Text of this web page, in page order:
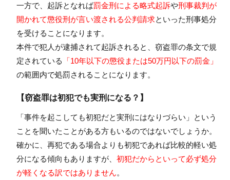
一方で、起訴となれば罰金刑による略式起訴や刑事裁判が
開かれて懲役刑が言い渡される公判請求といった刑事処分
を受けることになります。
本件で犯人が逮捕されて起訴されると、窃盗罪の条文で規
定されている
「10年以下の懲役または50万円以下の罰金」
の範囲内で処罰されることになります。
【窃盗罪は初犯でも実刑になる？】
「事件を起こしても初犯だと実刑にはなりづらい」という
ことを聞いたことがある方もいるのではないでしょうか。
確かに、再犯である場合よりも初犯であれば比較的軽い処
分になる傾向もありますが、 初犯だからといって必ず処分
が軽くなる訳ではありません。